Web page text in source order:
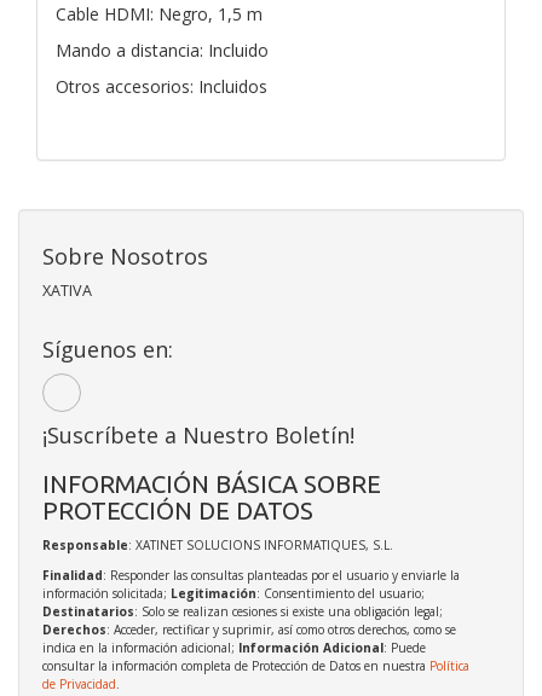
Cable HDMI: Negro, 1,5 m
Mando a distancia: Incluido
Otros accesorios: Incluidos
Sobre Nosotros
XATIVA
Síguenos en:
¡Suscríbete a Nuestro Boletín!
INFORMACIÓN BÁSICA SOBRE
PROTECCIÓN DE DATOS
Responsable: XATINET SOLUCIONS INFORMATIQUES, S.L.
Finalidad: Responder las consultas planteadas por el usuario y enviarle la
información solicitada; Legitimación: Consentimiento del usuario;
Destinatarios: Solo se realizan cesiones si existe una obligación legal;
Derechos: Acceder, rectificar y suprimir, así como otros derechos, como se
indica en la información adicional; Información Adicional: Puede
consultar la información completa de Protección de Datos en nuestra Política
de Privacidad